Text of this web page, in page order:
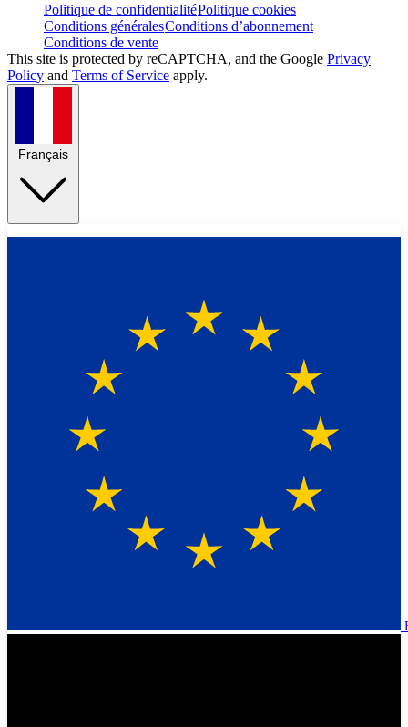
Politique de confidentialitéPolitique cookies
Conditions généralesConditions d’abonnement
Conditions de vente
This site is protected by reCAPTCHA, and the Google Privacy
Policy and Terms of Service apply.
Français